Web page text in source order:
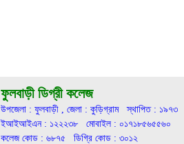
ফুলবাড়ী ডিগ্রী কলেজ
উপজেলা : ফুলবাড়ী , জেলা : কুড়িগ্রাম স্থাপিত : ১৯৭৩
ইআইআইএন : ১২২২৩৮ মোবাইল : ০১৭১৮৫৬৫৫৬০
কলেজ কোড : ৬৮৭৫ ডিগ্রি কোড : ৩০১২